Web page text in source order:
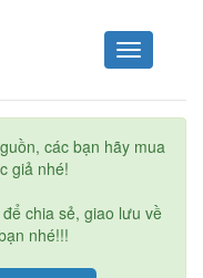
Toggle
navigation
các bạn hãy mua
giả nhé!
chia sẻ, giao lưu về
nhé!!!